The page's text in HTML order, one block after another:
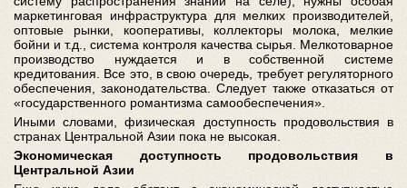
маркетинговая инфраструктура для мелких производителей,
оптовые рынки, кооперативы, коллекторы молока, мелкие
бойни и т.д., система контроля качества сырья. Мелкотоварное
производство нуждается и в собственной системе
кредитования. Все это, в свою очередь, требует регуляторного
обеспечения, законодательства. Следует также отказаться от
«государственного романтизма самообеспечения».
Иными словами, физическая доступность продовольствия в
странах Центральной Азии пока не высокая.
Экономическая доступность продовольствия в
Центральной Азии